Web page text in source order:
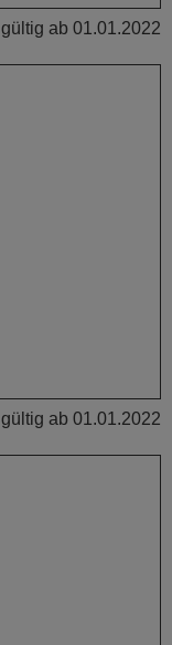
gültig ab 01.01.2022
gültig ab 01.01.2022